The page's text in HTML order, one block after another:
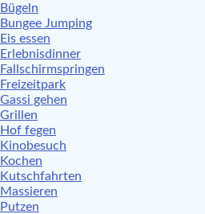
Jumping
essen
gehen
fegen